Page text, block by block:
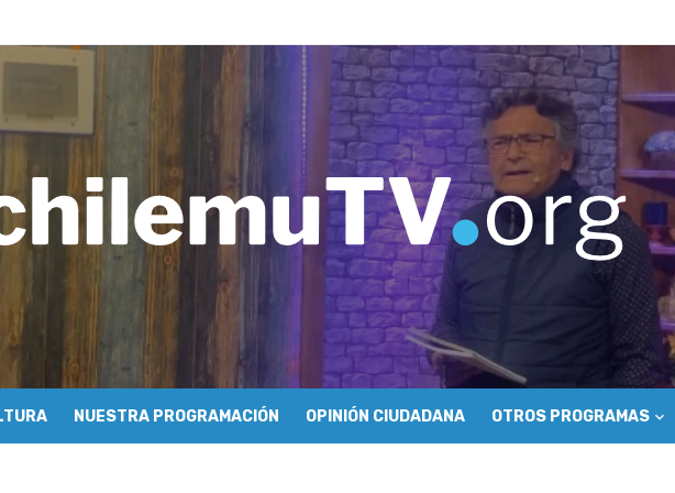
y floricultura con María Lina Fermandois y Luis Polanco
inician la construcción participativa del Plan Local de Restauración del Secano Costero Nilahue
definió a sus finalistas en su segunda clasificatoria
03: lessons on flight – Cecilia Araneda
celebra 50 años de carrera en Pichilemu
frontal en Pichilemu junto al alcalde Roberto Córdova
suscriben convenio para esterilización de mascotas
Primaria fortalecen alianza para mejorar el acceso a la atención gastroenterológica
se refieren a cuestionamientos al CFT O’Higgins
como la ciudad con la conexión a internet más rápida del mundo
NUESTRA PROGRAMACIÓN OPINIÓN CIUDADANA OTROS PROGRAMAS